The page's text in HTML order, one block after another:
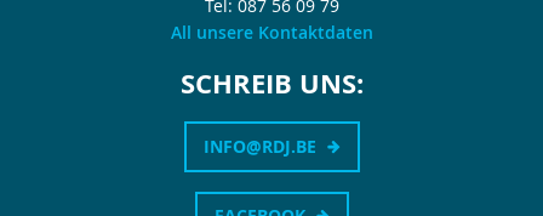
Tel: 087 56 09 79
All unsere Kontaktdaten
SCHREIB UNS:
INFO@RDJ.BE